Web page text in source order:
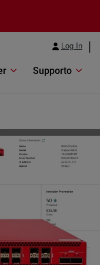
Log In
Supporto